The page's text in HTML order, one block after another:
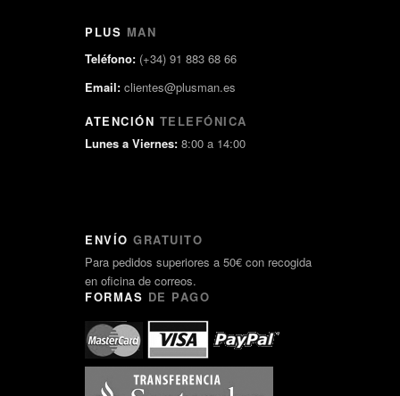
PLUS MAN
Teléfono: (+34) 91 883 68 66
Email: clientes@plusman.es
ATENCIÓN TELEFÓNICA
Lunes a Viernes: 8:00 a 14:00
ENVÍO GRATUITO
Para pedidos superiores a 50€ con recogida
en oficina de correos.
FORMAS DE PAGO